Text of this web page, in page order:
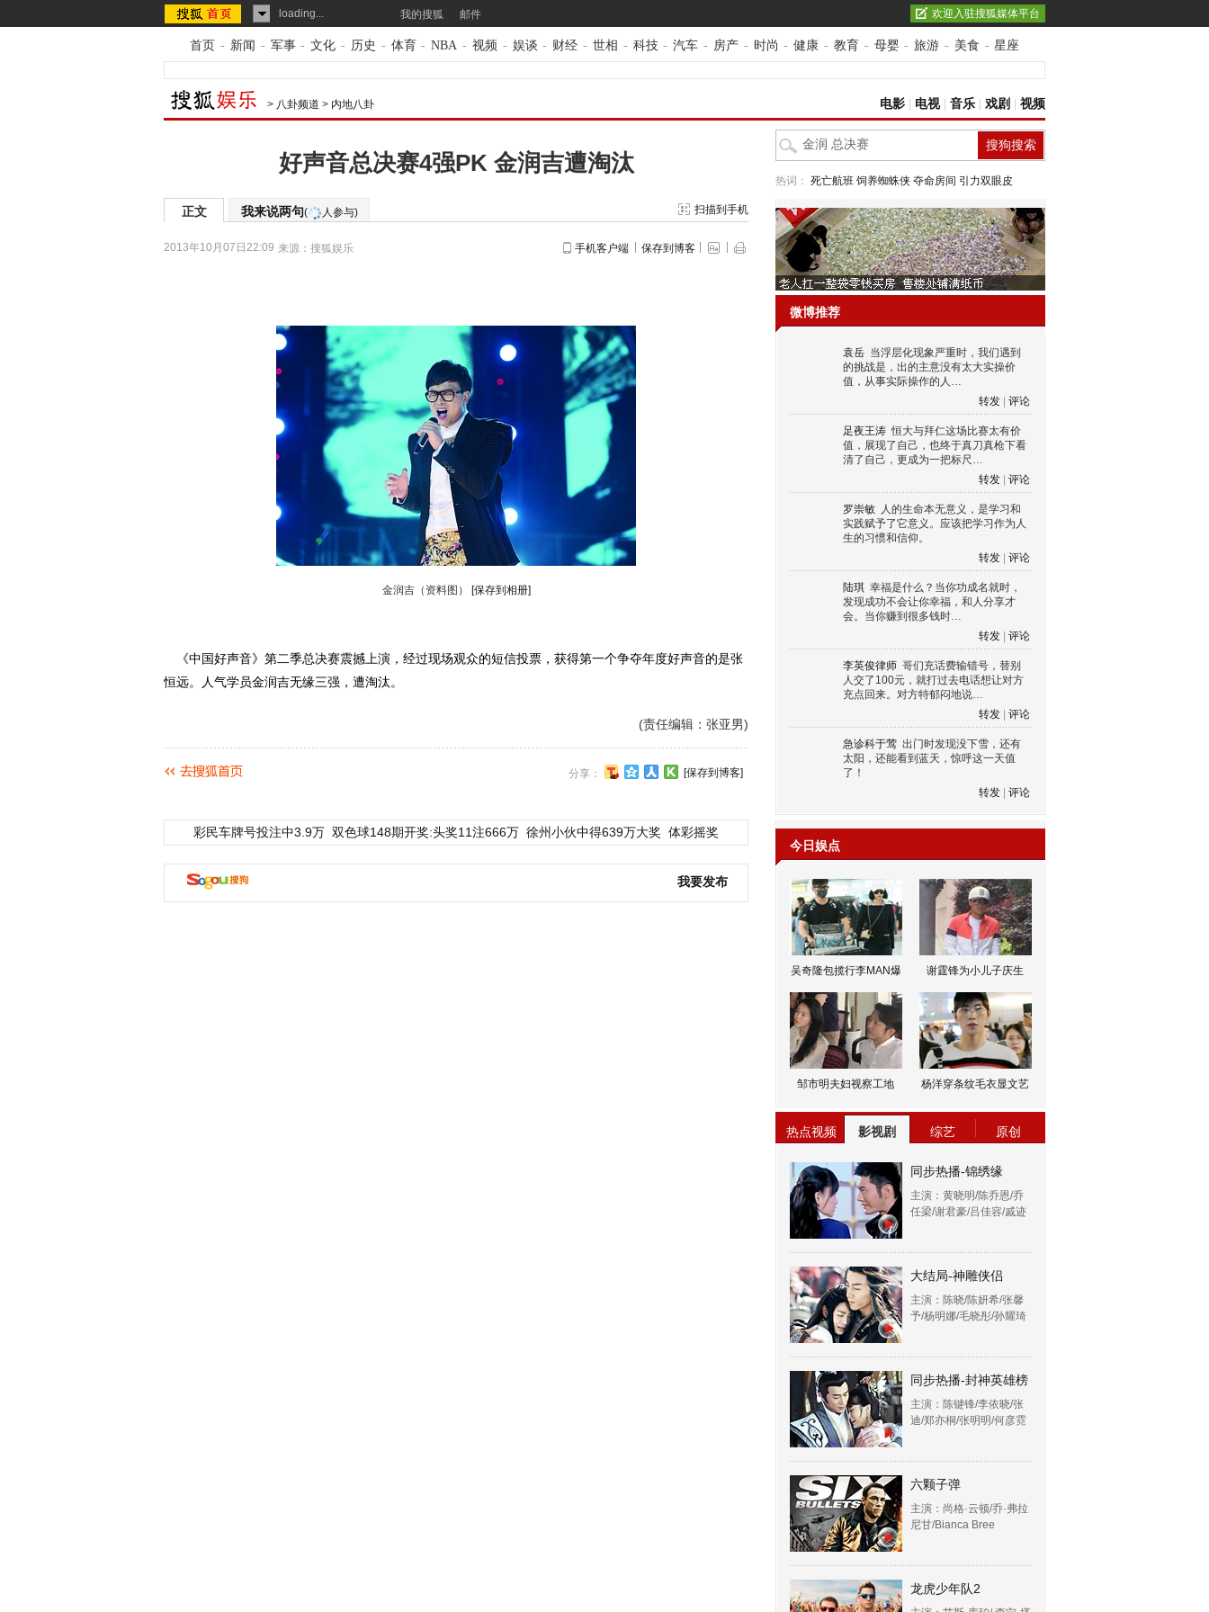
loading... 我的搜狐 邮件 欢迎入驻搜狐媒体平台
首页 - 新闻 - 军事 - 文化 - 历史 - 体育 - NBA - 视频 - 娱谈 - 财经 - 世相 - 科技 - 汽车 - 房产 - 时尚 - 健康 - 教育 - 母婴 - 旅游 - 美食 - 星座
> 八卦频道 > 内地八卦 电影 电视| 音乐 戏剧 视频
好声音总决赛4强PK 金润吉遭淘汰
正文 我来说两句( 人参与) 扫描到手机
2013年10月07日22:09 来源： 搜狐娱乐 手机客户端 保存到博客
金润吉（资料图） [保存到相册]
《中国好声音》第二季总决赛震撼上演，经过现场观众的短信投票，获得第一个争夺年度好声音的是张
恒远。人气学员金润吉无缘三强，遭淘汰。
(责任编辑：张亚男)
分享： [保存到博客]
彩民车牌号投注中3.9万 双色球148期开奖:头奖11注666万 徐州小伙中得639万大奖 体彩摇奖
我要发布
热词： 死亡航班 饲养蜘蛛侠 夺命房间 引力双眼皮
微博推荐
袁岳 当浮层化现象严重时，我们遇到
的挑战是，出的主意没有太大实操价
值，从事实际操作的人…
转发
评论
足夜王涛 恒大与拜仁这场比赛太有价
值，展现了自己，也终于真刀真枪下看
清了自己，更成为一把标尺…
转发
评论
罗崇敏 人的生命本无意义，是学习和
实践赋予了它意义。应该把学习作为人
生的习惯和信仰。
转发
评论
陆琪 幸福是什么？当你功成名就时，
发现成功不会让你幸福，和人分享才
会。当你赚到很多钱时…
转发
评论
李英俊律师 哥们充话费输错号，替别
人交了100元，就打过去电话想让对方
充点回来。对方特郁闷地说…
转发
评论
急诊科于莺 出门时发现没下雪，还有
太阳，还能看到蓝天，惊呼这一天值
了！
转发
评论
今日娱点
吴奇隆包揽行李MAN爆 谢霆锋为小儿子庆生
邹市明夫妇视察工地 杨洋穿条纹毛衣显文艺
热点视频 影视剧 综艺 原创
同步热播-锦绣缘
主演：黄晓明/陈乔恩/乔
任梁/谢君豪/吕佳容/戚迹
大结局-神雕侠侣
主演：陈晓/陈妍希/张馨
予/杨明娜/毛晓彤/孙耀琦
同步热播-封神英雄榜
主演：陈键锋/李依晓/张
迪/郑亦桐/张明明/何彦霓
六颗子弹
主演：尚格·云顿/乔·弗拉
尼甘/Bianca Bree
龙虎少年队2